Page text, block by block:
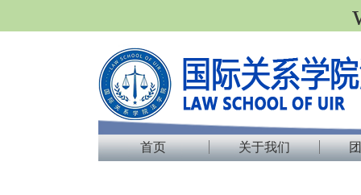
首页 关于我们